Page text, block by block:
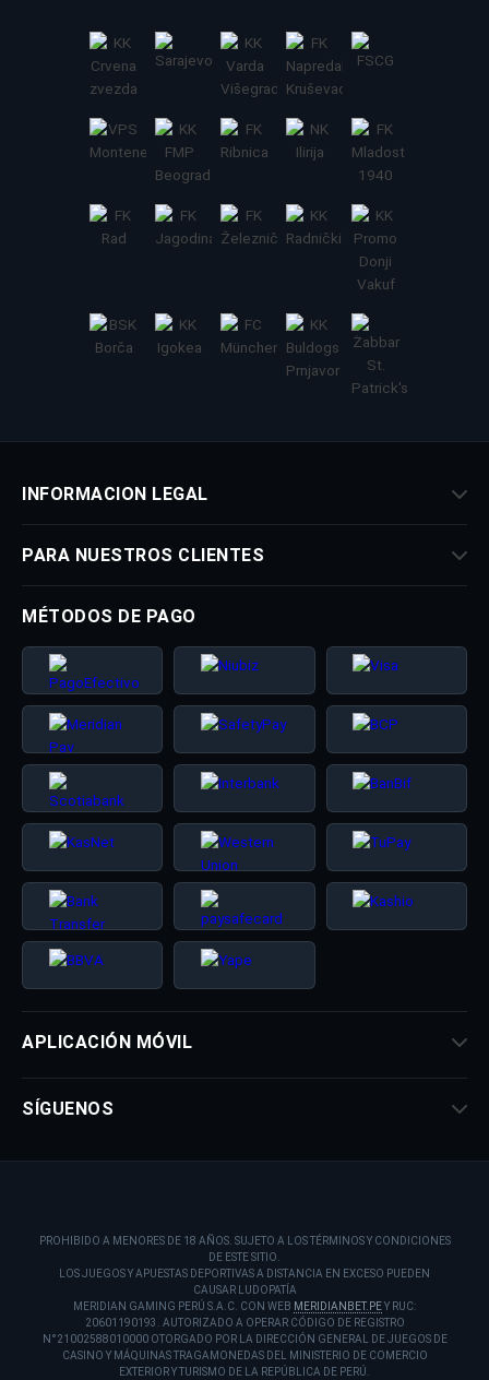
INFORMACION LEGAL
PARA NUESTROS CLIENTES
MÉTODOS DE PAGO
APLICACIÓN MÓVIL
SÍGUENOS
PROHIBIDO A MENORES DE 18 AÑOS. SUJETO A LOS TÉRMINOS Y CONDICIONES
DE ESTE SITIO.
LOS JUEGOS Y APUESTAS DEPORTIVAS A DISTANCIA EN EXCESO PUEDEN
CAUSAR LUDOPATÍA
MERIDIAN GAMING PERÚ S.A.C. CON WEB MERIDIANBET.PEY RUC:
20601190193. AUTORIZADO A OPERAR CÓDIGO DE REGISTRO
N°21002588010000 OTORGADO POR LA DIRECCIÓN GENERAL DE JUEGOS DE
CASINO Y MÁQUINAS TRAGAMONEDAS DEL MINISTERIO DE COMERCIO
EXTERIOR Y TURISMO DE LA REPÚBLICA DE PERÚ.